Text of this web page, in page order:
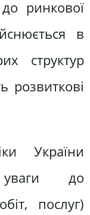
ринкової
в
структур
розвиткові
України
уваги до
послуг)